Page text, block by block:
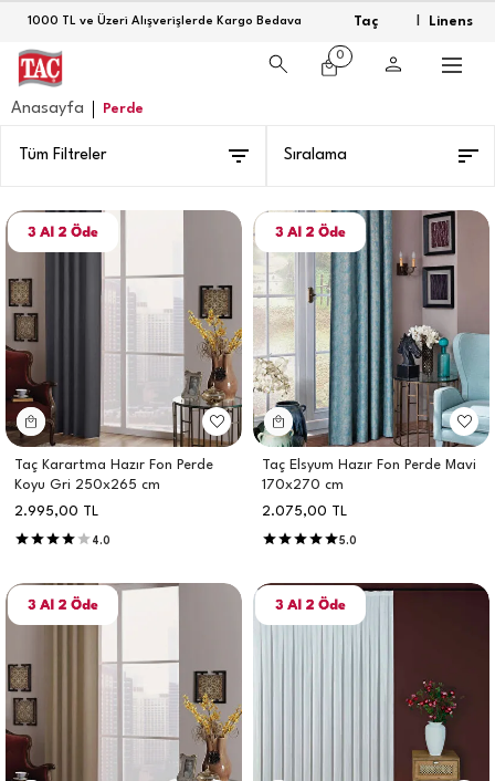
1000 TL ve Üzeri Alışverişlerde Kargo Bedava Taç Linens
0
Anasayfa Perde
Tüm Filtreler Sıralama
Taç Karartma Hazır Fon Perde
Koyu Gri 250x265 cm
2.995,00 TL
4.0
Taç Elsyum Hazır Fon Perde Mavi
170x270 cm
2.075,00 TL
5.0